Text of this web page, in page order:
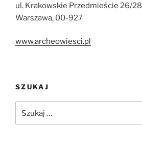
ul. Krakowskie Przedmieście 26/28
Warszawa, 00-927
www.archeowiesci.pl
SZUKAJ